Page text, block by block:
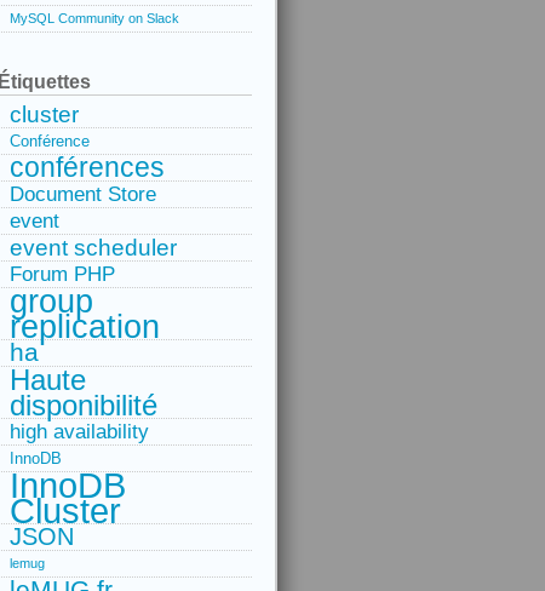
MySQL Community on Slack
Étiquettes
cluster
Conférence
conférences
Document Store
event
event scheduler
Forum PHP
group
replication
ha
Haute
disponibilité
high availability
InnoDB
InnoDB
Cluster
JSON
lemug